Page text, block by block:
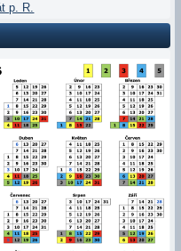
p. R.